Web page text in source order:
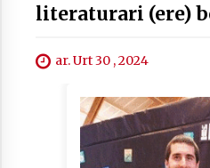
literaturari (ere)
ar. Urt 30 , 2024